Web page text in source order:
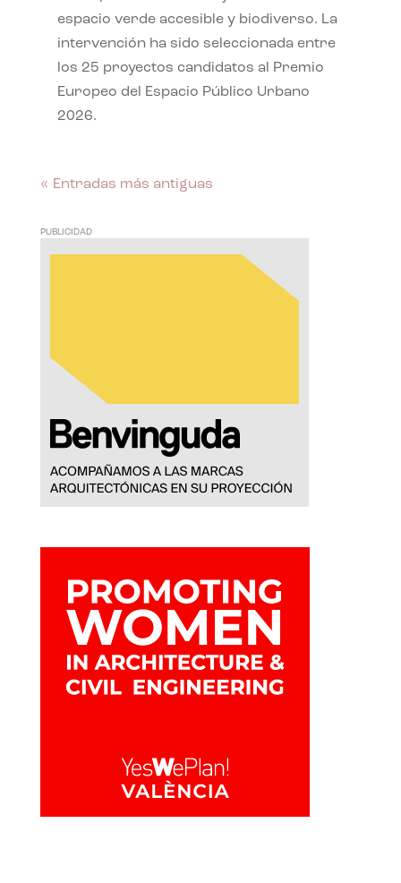
espacio verde accesible y biodiverso. La
intervención ha sido seleccionada entre
los 25 proyectos candidatos al Premio
Europeo del Espacio Público Urbano
2026.
« Entradas más antiguas
PUBLICIDAD